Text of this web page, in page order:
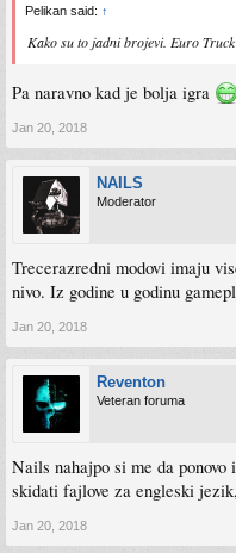
Pelikan said: ↑
Kako su to jadni brojevi. Euro
Pa naravno kad je bolja igra
Jan 20, 2018
NAILS
Moderator
Trecerazredni modovi imaju
nivo. Iz godine u godinu
Jan 20, 2018
Reventon
Veteran foruma
Nails nahajpo si me da ponovo
skidati fajlove za engleski
Jan 20, 2018